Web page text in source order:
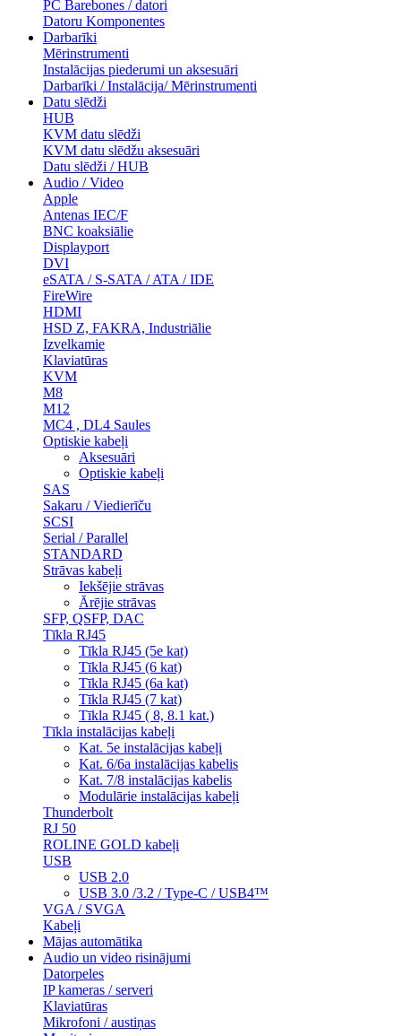
PC Barebones / datori
Datoru Komponentes
Darbarīki
Mērinstrumenti
Instalācijas piederumi un aksesuāri
Darbarīki / Instalācija/ Mērinstrumenti
Datu slēdži
HUB
KVM datu slēdži
KVM datu slēdžu aksesuāri
Datu slēdži / HUB
Audio / Video
Apple
Antenas IEC/F
BNC koaksiālie
Displayport
DVI
eSATA / S-SATA / ATA / IDE
FireWire
HDMI
HSD Z, FAKRA, Industriālie
Izvelkamie
Klaviatūras
KVM
M8
M12
MC4 , DL4 Saules
Optiskie kabeļi
Aksesuāri
Optiskie kabeļi
SAS
Sakaru / Viedierīču
SCSI
Serial / Parallel
STANDARD
Strāvas kabeļi
Iekšējie strāvas
Ārējie strāvas
SFP, QSFP, DAC
Tīkla RJ45
Tīkla RJ45 (5e kat)
Tīkla RJ45 (6 kat)
Tīkla RJ45 (6a kat)
Tīkla RJ45 (7 kat)
Tīkla RJ45 ( 8, 8.1 kat.)
Tīkla instalācijas kabeļi
Kat. 5e instalācijas kabeļi
Kat. 6/6a instalācijas kabelis
Kat. 7/8 instalācijas kabelis
Modulārie instalācijas kabeļi
Thunderbolt
RJ 50
ROLINE GOLD kabeļi
USB
USB 2.0
USB 3.0 /3.2 / Type-C / USB4™
VGA / SVGA
Kabeļi
Mājas automātika
Audio un video risinājumi
Datorpeles
IP kameras / serveri
Klaviatūras
Mikrofoni / austiņas